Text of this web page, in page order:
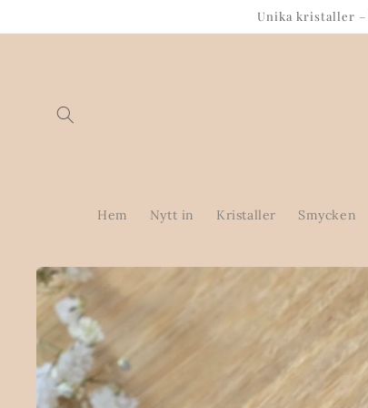
Unika kristaller –
Hem Nytt in Kristaller Smycken
Gå vidare till
produktinformation